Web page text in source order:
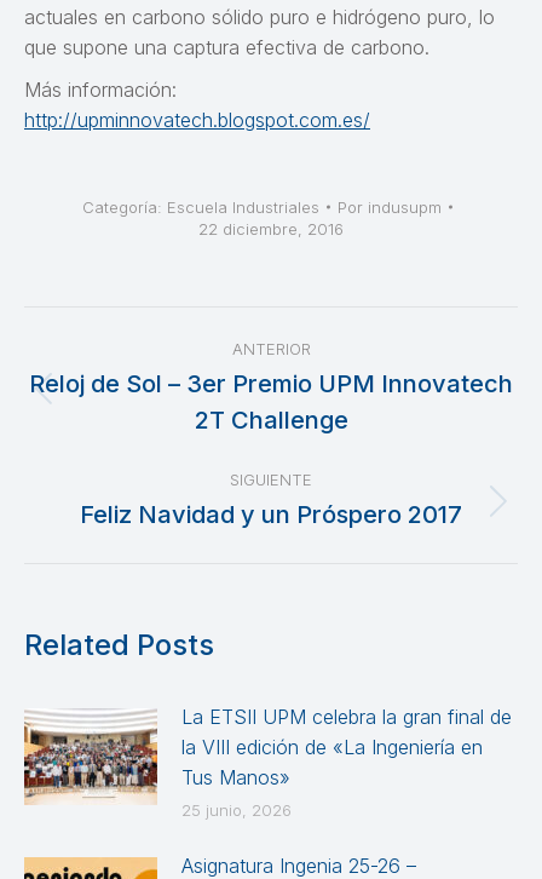
actuales en carbono sólido puro e hidrógeno puro, lo
que supone una captura efectiva de carbono.
Más información:
http://upminnovatech.blogspot.com.es/
Categoría: Escuela Industriales Por indusupm
22 diciembre, 2016
Navegación
entre
publicaciones
ANTERIOR
anterior:
Reloj de Sol – 3er Premio UPM Innovatech
2T Challenge
SIGUIENTE
Publicación
Feliz Navidad y un Próspero 2017
Related Posts
La ETSII UPM celebra la gran final de
la VIII edición de «La Ingeniería en
Tus Manos»
25 junio, 2026
Asignatura Ingenia 25-26 –